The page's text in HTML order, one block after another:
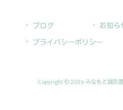
ブログ
お知ら
プライバシーポリシー
Copyright © 2026 みなもと鍼灸